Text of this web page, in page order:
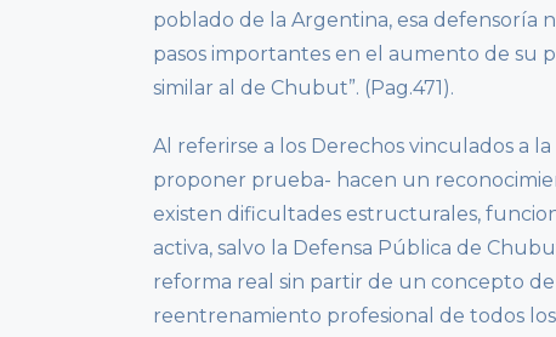
poblado de la Argentina, esa defensoría
pasos importantes en el aumento de su
similar al de Chubut”. (Pag.471).
Al referirse a los Derechos vinculados a
proponer prueba- hacen un
existen dificultades estructurales,
activa, salvo la Defensa Pública de
reforma real sin partir de un concepto
reentrenamiento profesional de todos